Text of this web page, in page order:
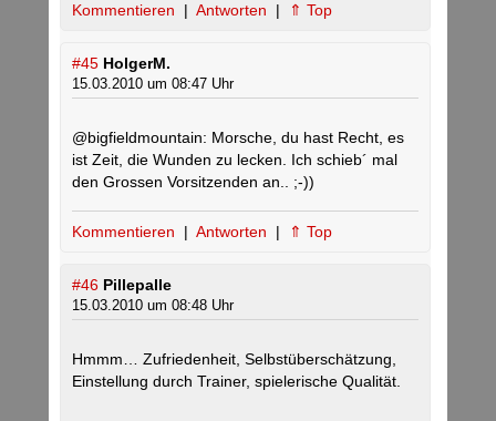
Kommentieren | Antworten | ⇑ Top
#45 HolgerM.
15.03.2010 um 08:47 Uhr
@bigfieldmountain: Morsche, du hast Recht, es
ist Zeit, die Wunden zu lecken. Ich schieb´ mal
den Grossen Vorsitzenden an.. ;-))
Kommentieren | Antworten | ⇑ Top
#46 Pillepalle
15.03.2010 um 08:48 Uhr
Hmmm… Zufriedenheit, Selbstüberschätzung,
Einstellung durch Trainer, spielerische Qualität.